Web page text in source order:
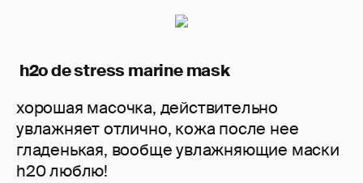
h2o de stress marine mask
хорошая масочка, действительно
увлажняет отлично, кожа после нее
гладенькая, вообще увлажняющие маски
h20 люблю!